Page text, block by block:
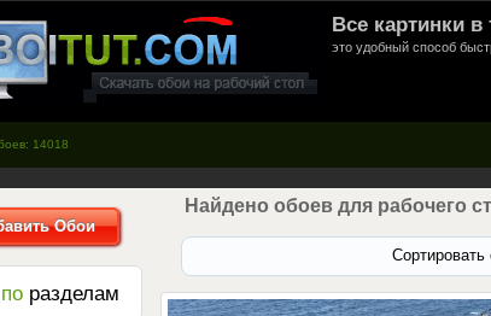
- Обои для рабочего
Все картинки в
это удобный способ
14018
Найдено обоев для рабочего
Сортировать
Обои
разделам